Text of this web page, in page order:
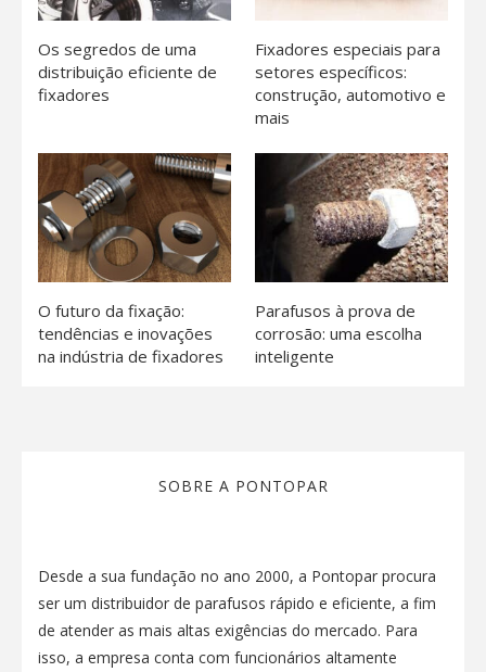
Os segredos de uma
distribuição eficiente de
fixadores
Fixadores especiais para
setores específicos:
construção, automotivo e
mais
O futuro da fixação:
tendências e inovações
na indústria de fixadores
Parafusos à prova de
corrosão: uma escolha
inteligente
SOBRE A PONTOPAR
Desde a sua fundação no ano 2000, a Pontopar procura
ser um distribuidor de parafusos rápido e eficiente, a fim
de atender as mais altas exigências do mercado. Para
isso, a empresa conta com funcionários altamente